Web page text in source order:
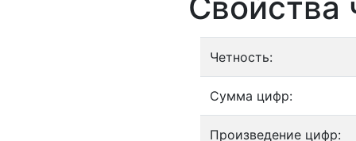
Четность:
Сумма цифр:
Произведение цифр: